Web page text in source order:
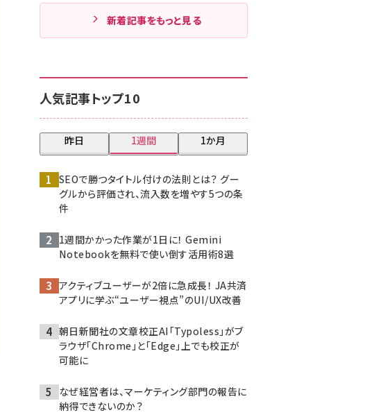
新着記事をもっと見る
人気記事トップ10
昨日 1週間 1か月
SEOで勝つタイトル付けの法則とは？ グー
グルから評価され、流入数を増やす5つの条
件
1週間かかった作業が1日に！ Gemini
Notebookを無料で使い倒す活用術8選
アクティブユーザーが2倍に急成長！ JA共済
アプリに学ぶ“ユーザー視点”のUI/UX改善
朝日新聞社の文章校正AI「Typoless」がブ
ラウザ「Chrome」と「Edge」上でも校正が
可能に
なぜ経営者は、マーケティング部門の報告に
納得できないのか？